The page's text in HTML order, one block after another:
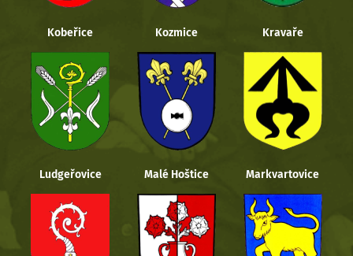
Kobeřice Kozmice Kravaře
Ludgeřovice Malé Hoštice Markvartovice